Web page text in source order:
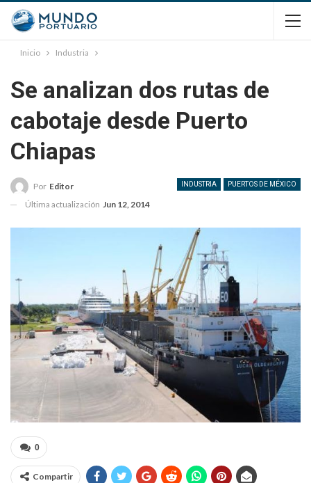
Inicio Industria
Se analizan dos rutas de
cabotaje desde Puerto
Chiapas
INDUSTRIA PUERTOS DE MÉXICO
Por Editor
Última actualización Jun 12, 2014
0
Compartir